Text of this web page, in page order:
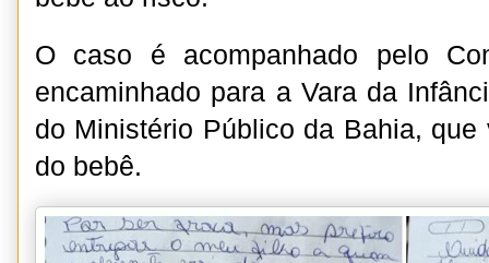
O caso é acompanhado pelo
encaminhado para a Vara da
do Ministério Público da Bahia,
do bebê.